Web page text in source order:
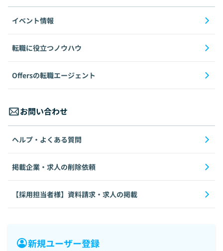
イベント情報
転職に役立つノウハウ
Offersの転職エージェント
お問い合わせ
ヘルプ・よくある質問
掲載企業・求人の削除依頼
【採用担当者様】資料請求・求人の掲載
新規ユーザー登録